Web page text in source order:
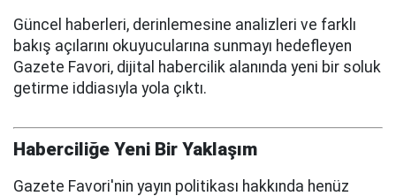
Güncel haberleri, derinlemesine analizleri ve farklı
bakış açılarını okuyucularına sunmayı hedefleyen
Gazete Favori, dijital habercilik alanında yeni bir soluk
getirme iddiasıyla yola çıktı.
Haberciliğe Yeni Bir Yaklaşım
Gazete Favori'nin yayın politikası hakkında henüz